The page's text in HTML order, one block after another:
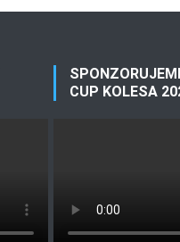
CUP KOLESA